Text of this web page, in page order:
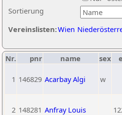
Sortierung
Vereinslisten:Wien
Nr. pnr name sex
1 146829 Acarbay Algi w
2 148281 Anfray Louis